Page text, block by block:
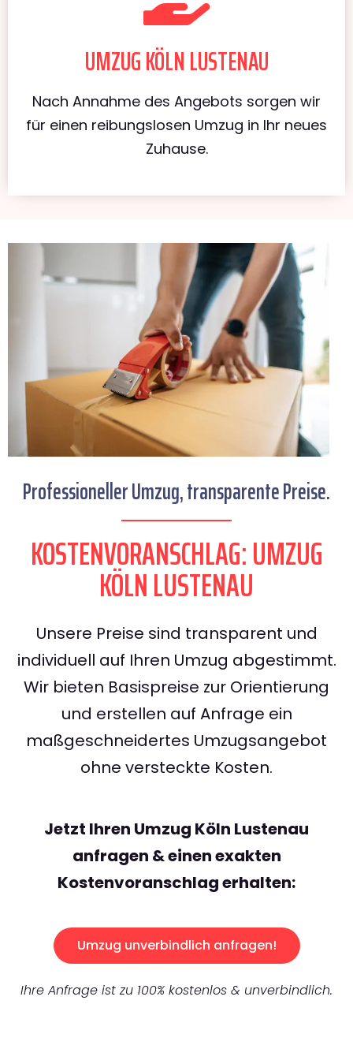
UMZUG KÖLN LUSTENAU
Nach Annahme des Angebots sorgen wir
für einen reibungslosen Umzug in Ihr neues
Zuhause.
Professioneller Umzug, transparente Preise.
KOSTENVORANSCHLAG: UMZUG
KÖLN LUSTENAU
Unsere Preise sind transparent und
individuell auf Ihren Umzug abgestimmt.
Wir bieten Basispreise zur Orientierung
und erstellen auf Anfrage ein
maßgeschneidertes Umzugsangebot
ohne versteckte Kosten.
Jetzt Ihren Umzug Köln Lustenau
anfragen & einen exakten
Kostenvoranschlag erhalten:
Umzug unverbindlich anfragen!
Ihre Anfrage ist zu 100% kostenlos & unverbindlich.